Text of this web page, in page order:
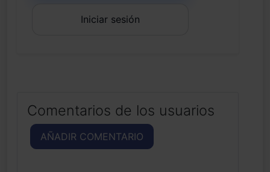
Iniciar sesión
Comentarios de los usuarios
AÑADIR COMENTARIO